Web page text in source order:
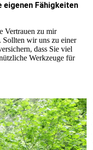
eigenen Fähigkeiten
Vertrauen zu mir
Sollten wir uns zu einer
dass Sie viel
Werkzeuge für